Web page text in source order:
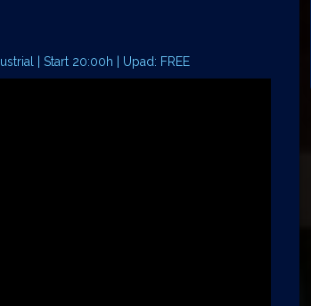
| Start 20:00h | Upad: FREE